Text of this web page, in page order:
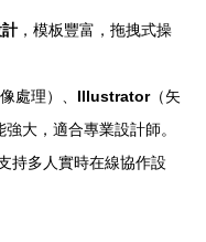
，模板豐富，拖拽式操
像處理）、 Illustrator（矢
強大，適合專業設計師。
持多人實時在線協作設